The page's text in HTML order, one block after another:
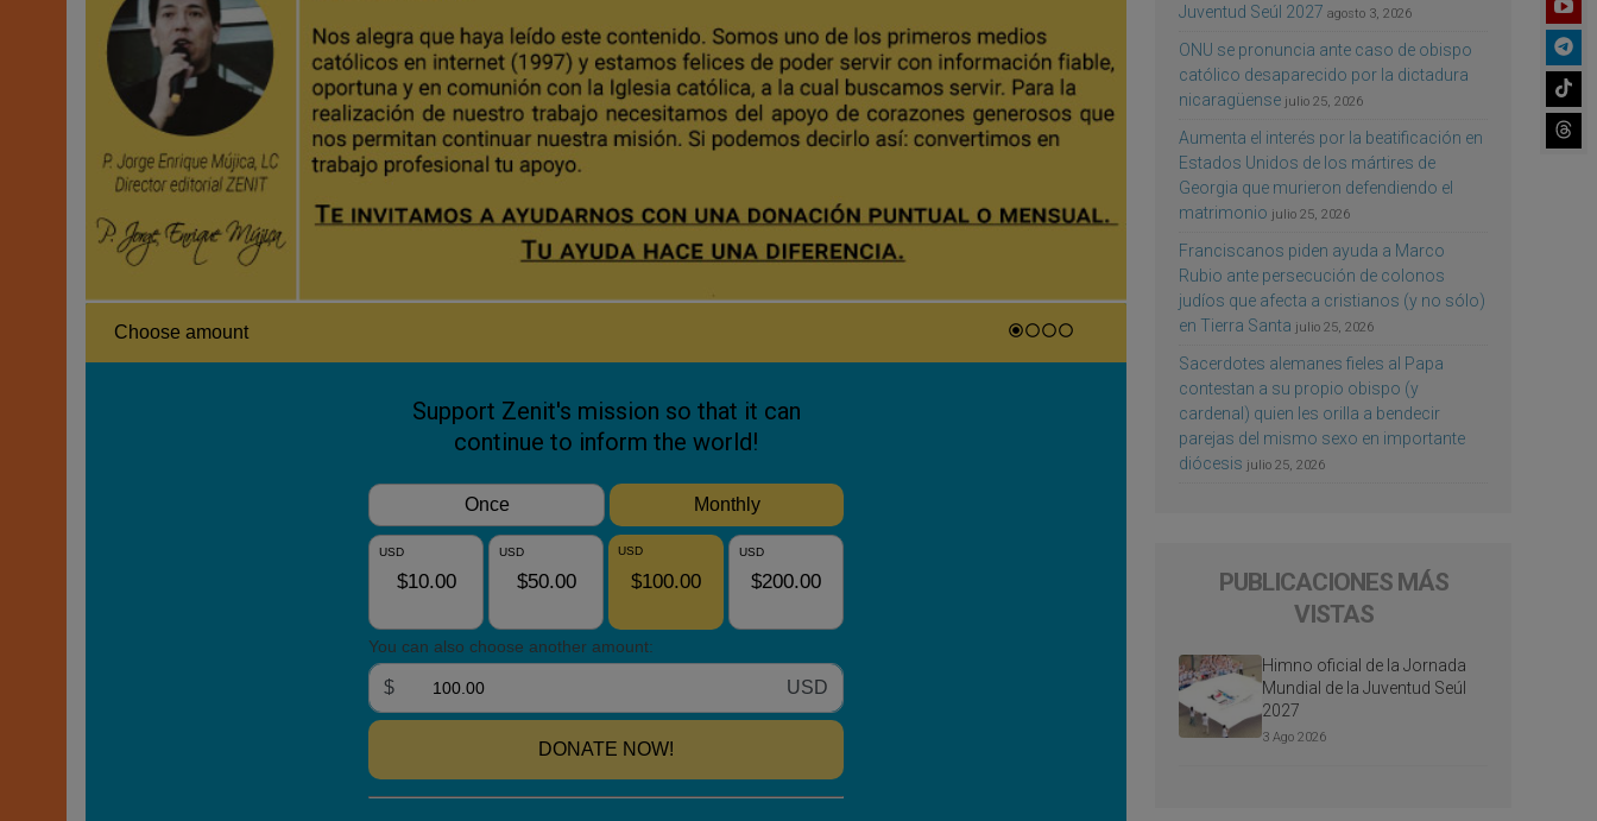
Juventud Seúl 2027 agosto 3, 2026
ONU se pronuncia ante caso de obispo
católico desaparecido por la dictadura
nicaragüense julio 25, 2026
Aumenta el interés por la beatificación en
Estados Unidos de los mártires de
Georgia que murieron defendiendo el
matrimonio julio 25, 2026
Franciscanos piden ayuda a Marco
Rubio ante persecución de colonos
judíos que afecta a cristianos (y no sólo)
en Tierra Santa julio 25, 2026
Sacerdotes alemanes fieles al Papa
contestan a su propio obispo (y
cardenal) quien les orilla a bendecir
parejas del mismo sexo en importante
diócesis julio 25, 2026
PUBLICACIONES MÁS
VISTAS
Himno oficial de la Jornada
Mundial de la Juventud Seúl
2027
3 Ago 2026